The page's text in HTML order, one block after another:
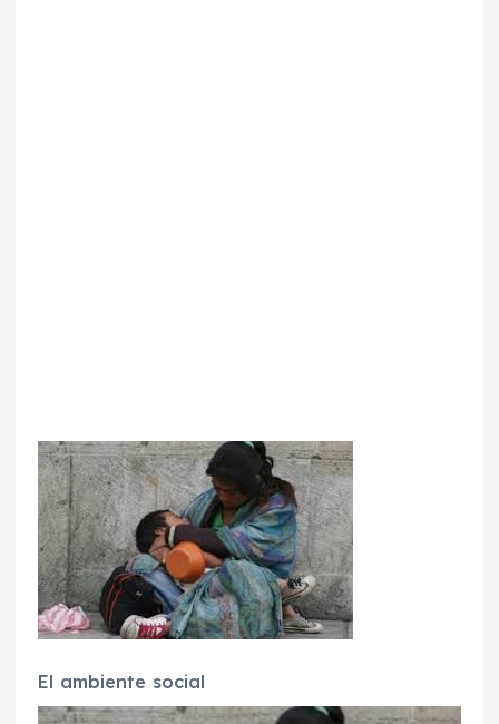
El ambiente social